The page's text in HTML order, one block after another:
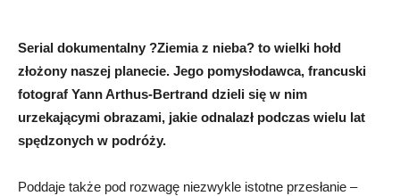
Serial dokumentalny ?Ziemia z nieba? to wielki hołd
złożony naszej planecie. Jego pomysłodawca, francuski
fotograf Yann Arthus-Bertrand dzieli się w nim
urzekającymi obrazami, jakie odnalazł podczas wielu lat
spędzonych w podróży.
Poddaje także pod rozwagę niezwykle istotne przesłanie –